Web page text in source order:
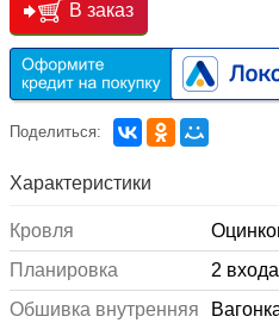
В заказ
Поделиться:
Характеристики
Кровля
Планировка
2 входа
Обшивка внутренняя